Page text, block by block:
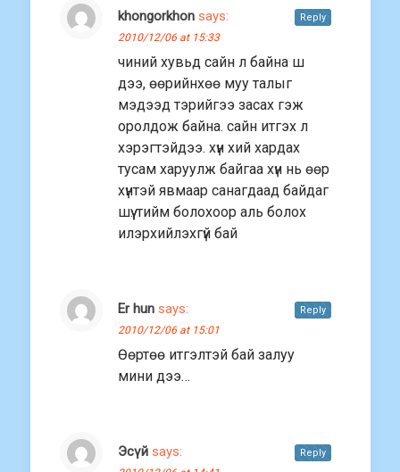
khongorkhon says:
2010/12/06 at 15:33
чиний хувьд сайн л байна ш
дээ, өөрийнхөө муу талыг
мэдээд тэрийгээ засах гэж
оролдож байна. сайн итгэх л
хэрэгтэйдээ. хүн хий хардах
тусам харуулж байгаа хүн нь өөр
хүнтэй явмаар санагдаад байдаг
шүү. тийм болохоор аль болох
илэрхийлэхгүй бай
Reply
Er hun says:
2010/12/06 at 15:01
Өөртөө итгэлтэй бай залуу
мини дээ…
Reply
Эсүй says: Reply